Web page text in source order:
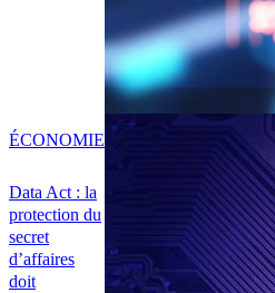
Data Act : la
protection du
secret
d’affaires
doit
ÉCONOMIE